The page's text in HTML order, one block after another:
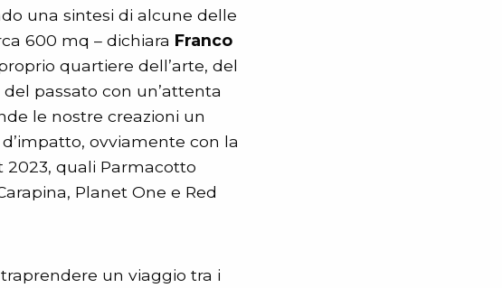
una sintesi di alcune delle
600 mq – dichiara Franco
quartiere dell’arte, del
passato con un’attenta
le nostre creazioni un
ovviamente con la
2023, quali Parmacotto
Planet One e Red
un viaggio tra i